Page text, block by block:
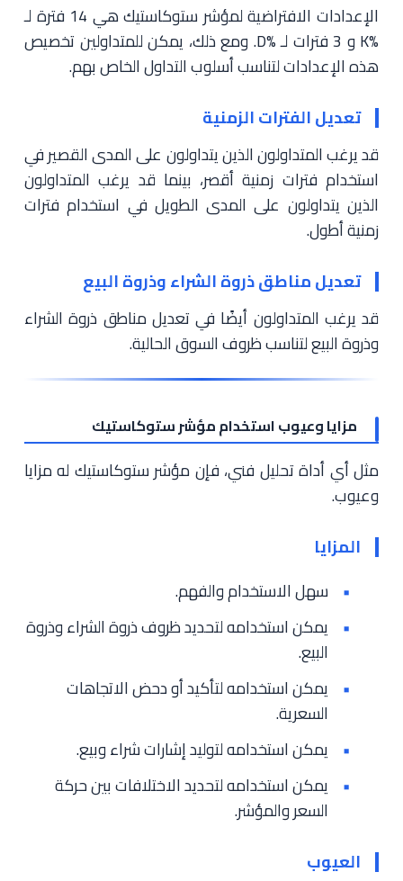
الإعدادات الافتراضية لمؤشر ستوكاستيك هي 14 فترة لـ
%K و 3 فترات لـ %D. ومع ذلك، يمكن للمتداولين تخصيص
هذه الإعدادات لتناسب أسلوب التداول الخاص بهم.
تعديل الفترات الزمنية
قد يرغب المتداولون الذين يتداولون على المدى القصير في
استخدام فترات زمنية أقصر، بينما قد يرغب المتداولون
الذين يتداولون على المدى الطويل في استخدام فترات
زمنية أطول.
تعديل مناطق ذروة الشراء وذروة البيع
قد يرغب المتداولون أيضًا في تعديل مناطق ذروة الشراء
وذروة البيع لتناسب ظروف السوق الحالية.
مزايا وعيوب استخدام مؤشر ستوكاستيك
مثل أي أداة تحليل فني، فإن مؤشر ستوكاستيك له مزايا
وعيوب.
المزايا
سهل الاستخدام والفهم.
يمكن استخدامه لتحديد ظروف ذروة الشراء وذروة
البيع.
يمكن استخدامه لتأكيد أو دحض الاتجاهات
السعرية.
يمكن استخدامه لتوليد إشارات شراء وبيع.
يمكن استخدامه لتحديد الاختلافات بين حركة
السعر والمؤشر.
العيوب